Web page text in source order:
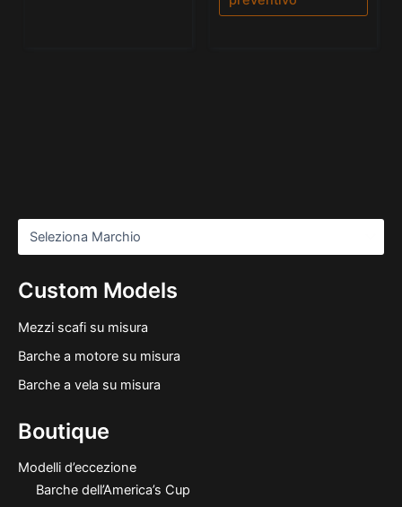
Custom Models
Mezzi scafi su misura
Barche a motore su misura
Barche a vela su misura
Boutique
Modelli d’eccezione
Barche dell’America’s Cup